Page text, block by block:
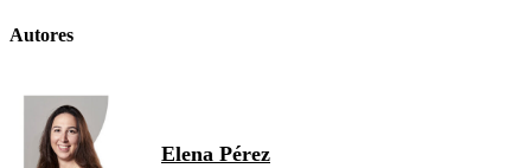
Autores
Elena Pérez